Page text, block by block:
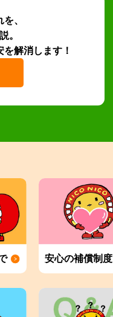
、
。
を解消します！
安心の補償制度